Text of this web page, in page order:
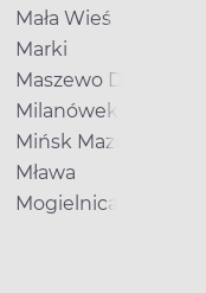
Mała Wieś
Marki
Maszewo Duże
Milanówek
Mińsk Mazowiecki
Mława
Mogielnica